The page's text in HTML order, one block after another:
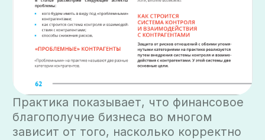
риски. Но и несвоевременные
поставки могут повлечь «каскадное»
нарушение компанией ее обязательств
перед покупателями, а это влечет
репутационные потери, убытки в виде
штрафных санкций. Все это может
кассовых разрывов до масштабного
финансового коллапса и попадания в
предбанкротное состояние.
Открыть PDF